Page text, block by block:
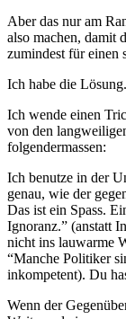
Aber das nur am
also machen, damit
zumindest für einen
Ich habe die
Ich wende einen
von den
folgendermassen:
Ich benutze in der
genau, wie der
Das ist ein Spass.
Ignoranz.” (anstatt
nicht ins lauwarme
“Manche Politiker
inkompetent). Du
Wenn der